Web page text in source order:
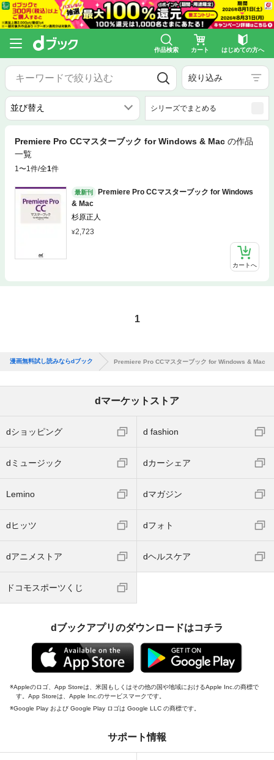
作品検索 カート はじめての方へ
絞り込み
シリーズでまとめる
Premiere Pro CCマスターブック for Windows & Mac の作品
一覧
1〜1件/全1件
最新刊
Premiere Pro CCマスターブック for Windows
& Mac
杉原正人
2,723
カートへ
1
漫画無料試し読みならdブック Premiere Pro CCマスターブック for Windows & Mac
dマーケットストア
dショッピング d fashion
dミュージック dカーシェア
Lemino dマガジン
dヒッツ dフォト
dアニメストア dヘルスケア
ドコモスポーツくじ
dブックアプリのダウンロードはコチラ
Appleのロゴ、App Storeは、米国もしくはその他の国や地域におけるApple Inc.の商標で
す。App Storeは、Apple Inc.のサービスマークです。
Google Play および Google Play ロゴは Google LLC の商標です。
サポート情報